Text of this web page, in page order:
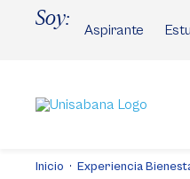
Soy:
Aspirante
Inicio Experiencia